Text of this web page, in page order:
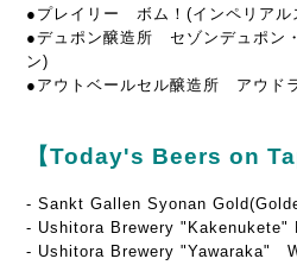
●プレイリー ボム！(インペリアル
●デュポン醸造所 セゾンデュポン
ン)
●アウトベールセル醸造所 アウド
【Today's Beers on
- Sankt Gallen Syonan
- Ushitora Brewery "Kakenukete"
- Ushitora Brewery "Yawaraka"